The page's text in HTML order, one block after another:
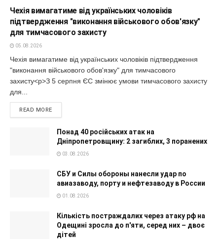
Чехія вимагатиме від українських чоловіків
підтвердження "виконання військового обов'язку"
для тимчасового захисту
05.08.2026
Чехія вимагатиме від українських чоловіків підтвердження
"виконання військового обов'язку" для тимчасового
захисту<p>З 5 серпня ЄС змінює умови тимчасового захисту
для...
READ MORE
Понад 40 російських атак на
Дніпропетровщину: 2 загиблих, 3 поранених
03.08.2026
СБУ и Силы обороны нанесли удар по
авиазаводу, порту и нефтезаводу в России
01.08.2026
Кількість постраждалих через атаку рф на
Одещині зросла до п'яти, серед них – двоє
дітей